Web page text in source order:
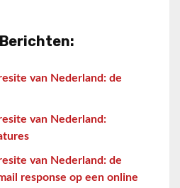
van Nederland: de
van Nederland:
van Nederland: de
response op een online